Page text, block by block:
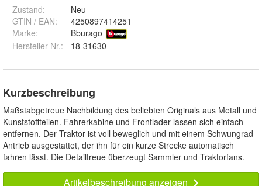
Zustand:
Neu
GTIN / EAN:
4250897414251
Marke:
Bburago
Hersteller Nr.:
18-31630
Kurzbeschreibung
Maßstabgetreue Nachbildung des beliebten Originals aus Metall und
Kunststoffteilen. Fahrerkabine und Frontlader lassen sich einfach
entfernen. Der Traktor ist voll beweglich und mit einem Schwungrad-
Antrieb ausgestattet, der ihn für ein kurze Strecke automatisch
fahren lässt. Die Detailtreue überzeugt Sammler und Traktorfans.
Artikelbeschreibung anzeigen